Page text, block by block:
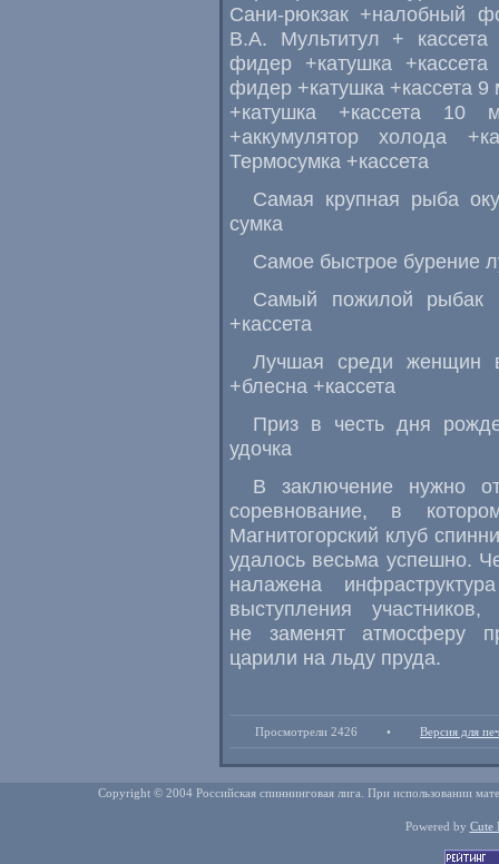
Сани-рюкзак +налобный
В.А. Мультитул +
фидер +катушка
фидер +катушка +кассета
+катушка +кассета 10
+аккумулятор холода
Термосумка +кассета
Самая крупная рыба
сумка
Самое быстрое бурение
Самый пожилой рыбак
+кассета
Лучшая среди женщин
+блесна +кассета
Приз в честь дня
удочка
В заключение нужно
соревнование, в
Магнитогорский клуб
удалось весьма успешно.
налажена
выступления
не заменят атмосферу
царили на льду пруда.
Просмотрели 2426 • Версия для
Copyright © 2004 Российская спиннинговая лига. При использовании
Powered by Cute